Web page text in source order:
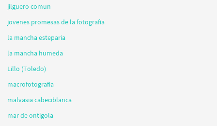
jilguero comun
jovenes promesas de la fotografia
la mancha esteparia
la mancha humeda
Lillo (Toledo)
macrofotografía
malvasia cabeciblanca
mar de ontígola